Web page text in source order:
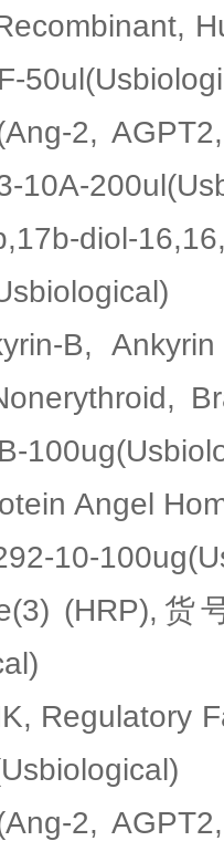
2,
10A-
diol-
B,
Angel
10-
(HRP),货
Regulatory
2,